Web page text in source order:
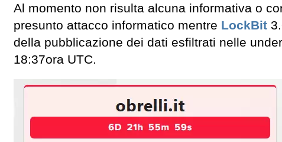
Al momento non risulta alcuna informativa o
presunto attacco informatico mentre LockBit
della pubblicazione dei dati esfiltrati nelle
18:37ora UTC.